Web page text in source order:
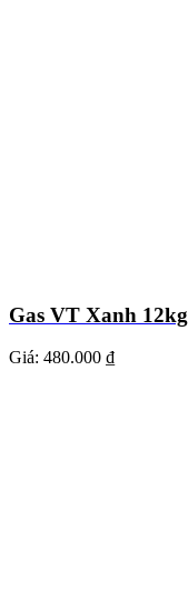
Gas VT Xanh 12kg
Giá: 480.000 ₫